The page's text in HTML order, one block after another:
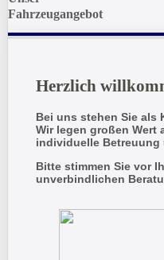
Fahrzeugangebot
Herzlich
Bei uns stehen Sie als
Wir legen großen Wert
individuelle
Bitte stimmen Sie vor
unverbindlichen